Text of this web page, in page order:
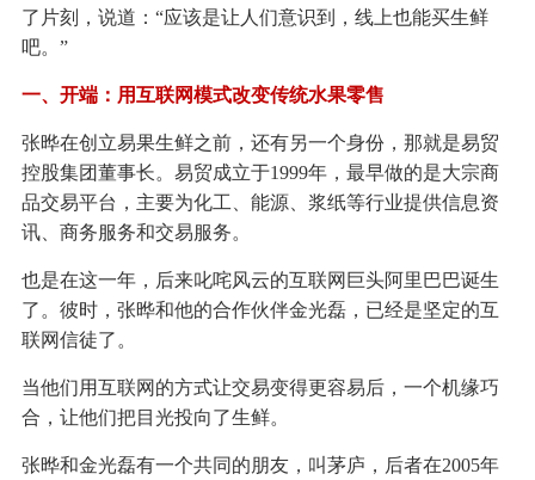
了片刻，说道：“应该是让人们意识到，线上也能买生鲜
吧。”
一、开端：用互联网模式改变传统水果零售
张晔在创立易果生鲜之前，还有另一个身份，那就是易贸
控股集团董事长。易贸成立于1999年，最早做的是大宗商
品交易平台，主要为化工、能源、浆纸等行业提供信息资
讯、商务服务和交易服务。
也是在这一年，后来叱咤风云的互联网巨头阿里巴巴诞生
了。彼时，张晔和他的合作伙伴金光磊，已经是坚定的互
联网信徒了。
当他们用互联网的方式让交易变得更容易后，一个机缘巧
合，让他们把目光投向了生鲜。
张晔和金光磊有一个共同的朋友，叫茅庐，后者在2005年